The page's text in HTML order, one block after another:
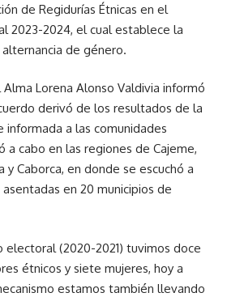
de Regidurías Étnicas en el
2023-2024, el cual establece la
de género.
Lorena Alonso Valdivia informó
derivó de los resultados de la
informada a las comunidades
a cabo en las regiones de Cajeme,
y Caborca, en donde se escuchó a
en 20 municipios de
electoral (2020-2021) tuvimos doce
étnicos y siete mujeres, hoy a
estamos también llevando